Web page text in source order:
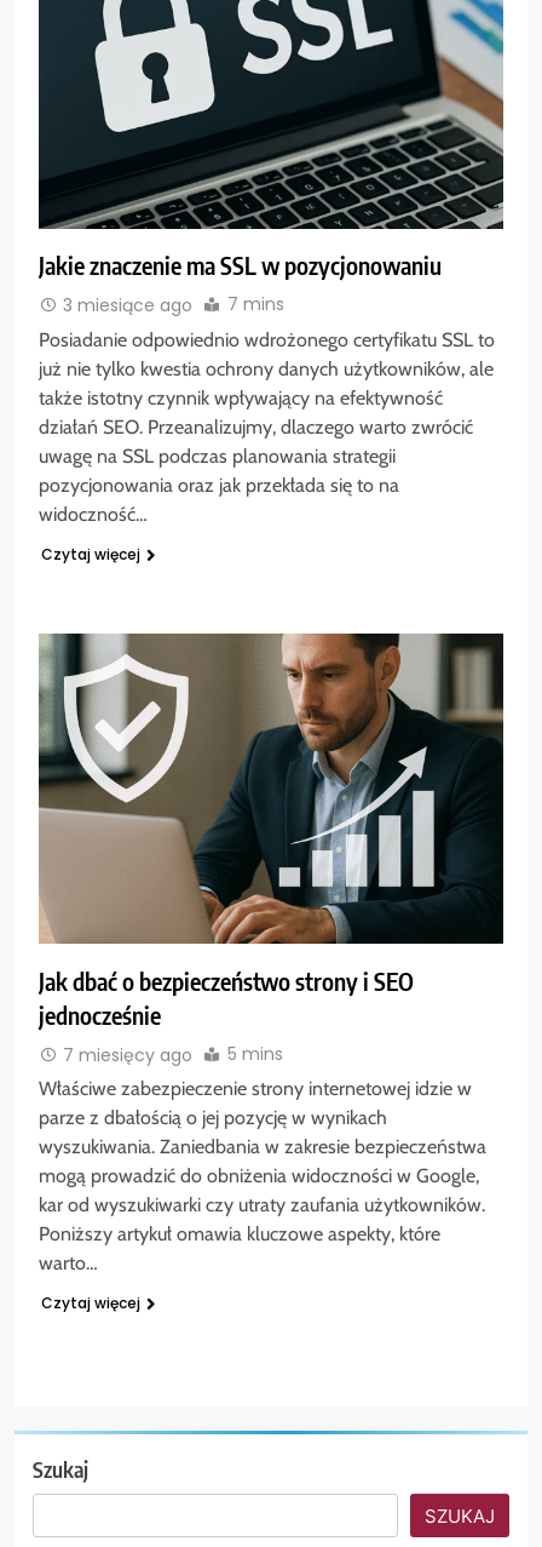
Jakie znaczenie ma SSL w pozycjonowaniu
3 miesiące ago 7 mins
Posiadanie odpowiednio wdrożonego certyfikatu SSL to
już nie tylko kwestia ochrony danych użytkowników, ale
także istotny czynnik wpływający na efektywność
działań SEO. Przeanalizujmy, dlaczego warto zwrócić
uwagę na SSL podczas planowania strategii
pozycjonowania oraz jak przekłada się to na
widoczność…
Czytaj więcej
Jak dbać o bezpieczeństwo strony i SEO
jednocześnie
7 miesięcy ago 5 mins
Właściwe zabezpieczenie strony internetowej idzie w
parze z dbałością o jej pozycję w wynikach
wyszukiwania. Zaniedbania w zakresie bezpieczeństwa
mogą prowadzić do obniżenia widoczności w Google,
kar od wyszukiwarki czy utraty zaufania użytkowników.
Poniższy artykuł omawia kluczowe aspekty, które
warto…
Czytaj więcej
Szukaj
SZUKAJ